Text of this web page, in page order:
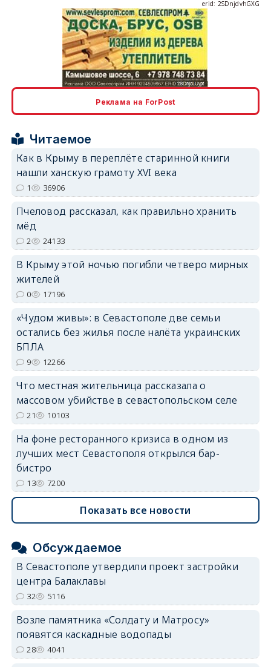
erid: 2SDnjcLUypt
erid: 2SDnjcrDNw6
erid: 2SDnjdvhGXG
Реклама на ForPost
Читаемое
Как в Крыму в переплёте старинной книги
нашли ханскую грамоту XVI века
1 36906
Пчеловод рассказал, как правильно хранить
мёд
2 24133
В Крыму этой ночью погибли четверо мирных
жителей
0 17196
«Чудом живы»: в Севастополе две семьи
остались без жилья после налёта украинских
БПЛА
9 12266
Что местная жительница рассказала о
массовом убийстве в севастопольском селе
21 10103
На фоне ресторанного кризиса в одном из
лучших мест Севастополя открылся бар-
бистро
13 7200
Показать все новости
Обсуждаемое
В Севастополе утвердили проект застройки
центра Балаклавы
32 5116
Возле памятника «Солдату и Матросу»
появятся каскадные водопады
28 4041